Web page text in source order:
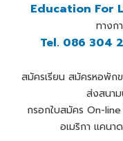
Education For
ทางก
Tel. 086 304
สมัครเรียน สมัครหอพัก
ส่งสนาม
กรอกใบสมัคร On-
อเมริกา แคนา